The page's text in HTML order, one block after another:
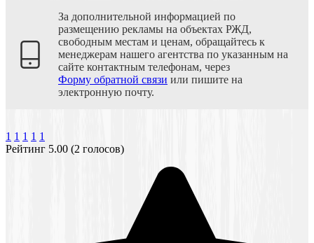
За дополнительной информацией по
размещению рекламы на объектах РЖД,
свободным местам и ценам, обращайтесь к
менеджерам нашего агентства по указанным на
сайте контактным телефонам, через
Форму обратной связи или пишите на
электронную почту.
1 1 1 1 1
Рейтинг 5.00 (2 голосов)